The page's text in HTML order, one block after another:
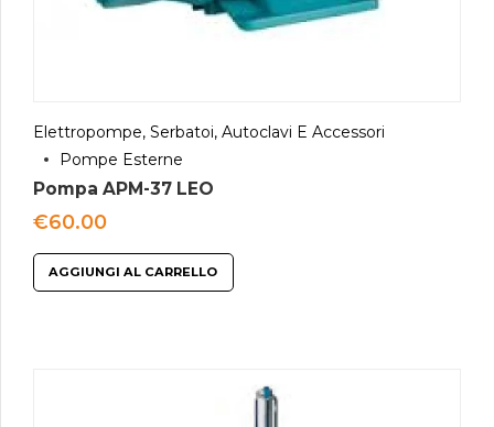
Elettropompe, Serbatoi, Autoclavi E Accessori
Pompe Esterne
Pompa APM-37 LEO
€60.00
AGGIUNGI AL CARRELLO